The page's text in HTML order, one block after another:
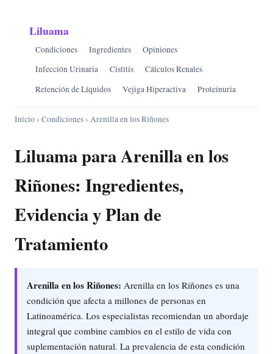
Liluama
Condiciones Ingredientes
Opiniones
Infección Urinaria
Cistitis
Cálculos Renales
Retención de Líquidos
Vejiga Hiperactiva Proteinuria
Inicio› Condiciones› Arenilla en los Riñones
Liluama para Arenilla en los
Riñones: Ingredientes,
Evidencia y Plan de
Tratamiento
Arenilla en los Riñones: Arenilla en los Riñones es una
condición que afecta a millones de personas en
Latinoamérica. Los especialistas recomiendan un abordaje
integral que combine cambios en el estilo de vida con
suplementación natural. La prevalencia de esta condición